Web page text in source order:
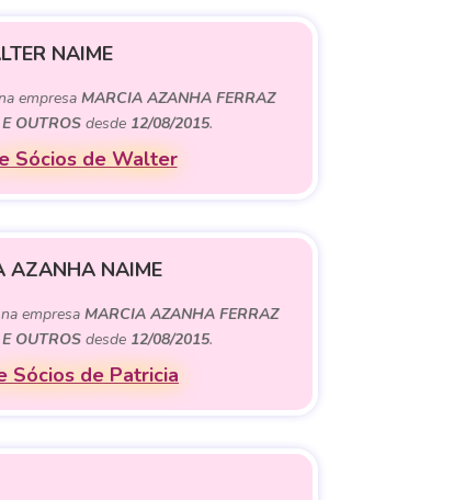
NAIME
empresaMARCIA AZANHA FERRAZ
OUTROS desde 12/08/2015.
Sócios de Walter
AZANHA NAIME
na empresa MARCIA AZANHA FERRAZ
OUTROS desde 12/08/2015.
Sócios de Patricia